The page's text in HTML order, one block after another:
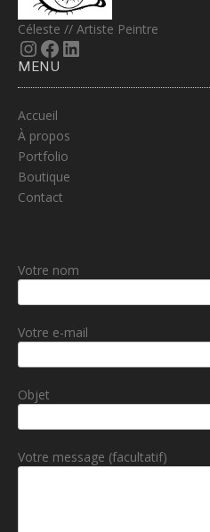
Céleste // Artiste Peintre
InstagramFacebook LinkedIn
MENU
Accueil
À propos
Portfolio
Boutique
Contact
Votre nom
Votre e-mail
Objet
Votre message (facultatif)